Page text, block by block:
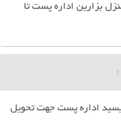
بزارین اداره پست تا
:
اداره پست جهت تحویل